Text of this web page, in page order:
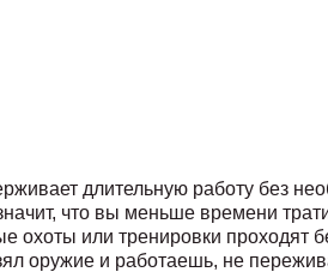
длительную работу без
что вы меньше времени
охоты или тренировки проходят
оружие и работаешь, не